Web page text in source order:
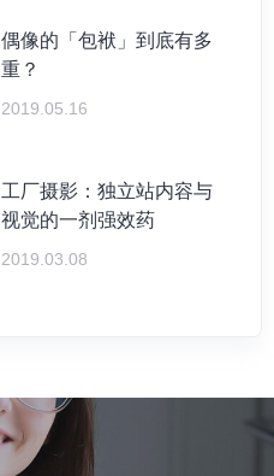
偶像的「包袱」到底有多
重？
2019.05.16
工厂摄影：独立站内容与
视觉的一剂强效药
2019.03.08